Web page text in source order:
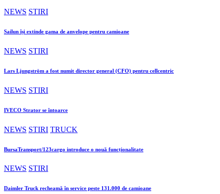
NEWS STIRI
Sailun își extinde gama de anvelope pentru camioane
NEWS STIRI
Lars Ljungström a fost numit director general (CFO) pentru cellcentric
NEWS STIRI
IVECO Strator se întoarce
NEWS STIRI TRUCK
BursaTransport/123cargo introduce o nouă funcționalitate
NEWS STIRI
Daimler Truck recheamă în service peste 131.000 de camioane